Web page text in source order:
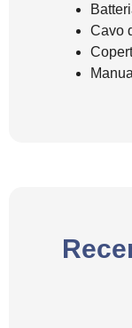
Cavo